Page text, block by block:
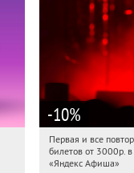
-10%
20:19:37
Россия
Первая и все
билетов от 3000р. в
«Яндекс Афиша»